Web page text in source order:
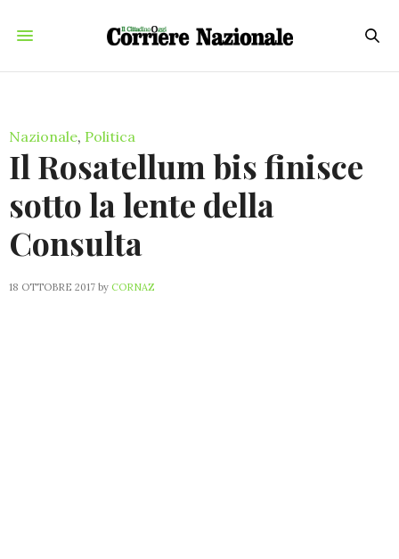
Nazionale, Politica
Il Rosatellum bis finisce
sotto la lente della
Consulta
18 OTTOBRE 2017 by CORNAZ